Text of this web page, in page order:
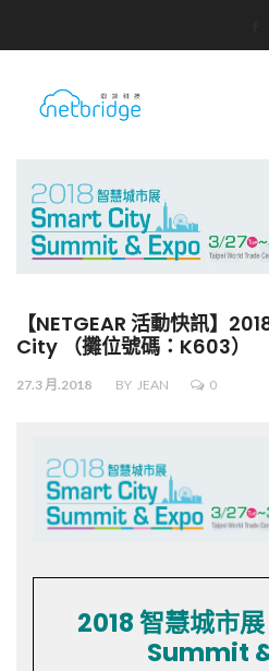
【NETGEAR 活動快訊】
City （攤位號碼：K603）
27.3 月.2018 BY JEAN 0
2018 智慧城市
Summit